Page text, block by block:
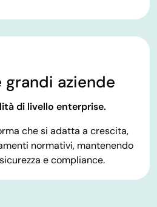
aziende
di livello enterprise.
che si adatta a crescita,
normativi, mantenendo
e compliance.